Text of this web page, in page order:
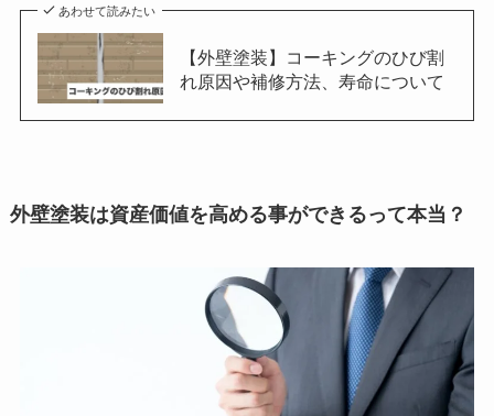
あわせて読みたい
【外壁塗装】コーキングのひび割
れ原因や補修方法、寿命について
外壁塗装は資産価値を高める事ができるって本当？